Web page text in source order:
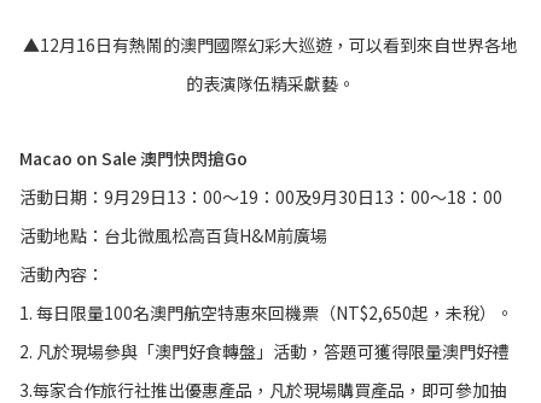
▲12月16日有熱鬧的澳門國際幻彩大巡遊，可以看到來自世界各地
的表演隊伍精采獻藝。
Macao on Sale 澳門快閃搶Go
活動日期：9月29日13：00～19：00及9月30日13：00～18：00
活動地點：台北微風松高百貨H&M前廣場
活動內容：
1. 每日限量100名澳門航空特惠來回機票（NT$2,650起，未稅）。
2. 凡於現場參與「澳門好食轉盤」活動，答題可獲得限量澳門好禮
3.每家合作旅行社推出優惠產品，凡於現場購買產品，即可參加抽